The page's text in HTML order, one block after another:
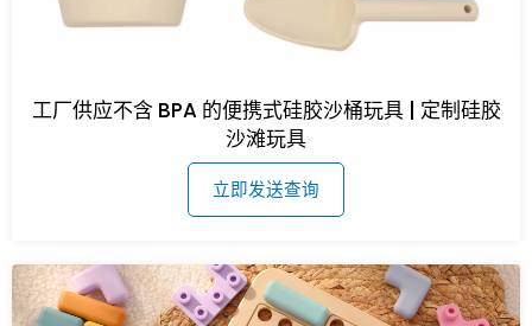
工厂供应不含 BPA 的便携式硅胶沙桶玩具 | 定制硅胶
沙滩玩具
立即发送查询